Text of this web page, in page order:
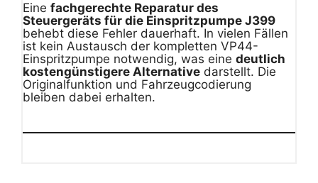
Eine fachgerechte Reparatur des
Steuergeräts für die Einspritzpumpe J399
behebt diese Fehler dauerhaft. In vielen Fällen
ist kein Austausch der kompletten VP44-
Einspritzpumpe notwendig, was eine deutlich
kostengünstigere Alternative darstellt. Die
Originalfunktion und Fahrzeugcodierung
bleiben dabei erhalten.